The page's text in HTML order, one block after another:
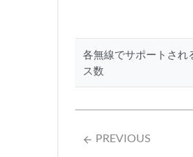
各無線でサポートされ
ス数
arrow_backward PREVIOUS